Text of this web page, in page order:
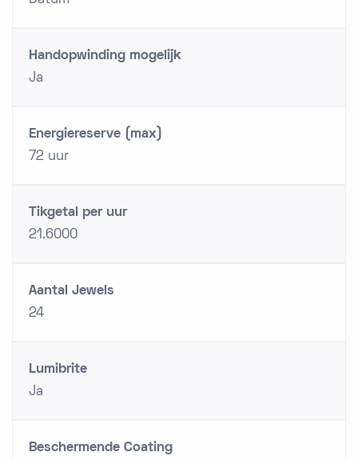
Handopwinding mogelijk
Ja
Energiereserve (max)
72 uur
Tikgetal per uur
21.6000
Aantal Jewels
24
Lumibrite
Ja
Beschermende Coating